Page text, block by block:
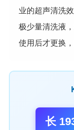
业的超声清洗
极少量清洗液
使用后才更换
长